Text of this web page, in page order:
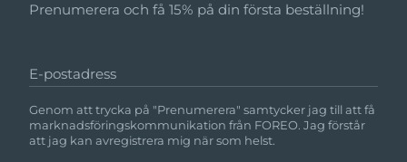
Prenumerera och få 15% på din första beställning!
E-postadress
Genom att trycka på "Prenumerera" samtycker jag till att få
marknadsföringskommunikation från FOREO. Jag förstår
att jag kan avregistrera mig när som helst.